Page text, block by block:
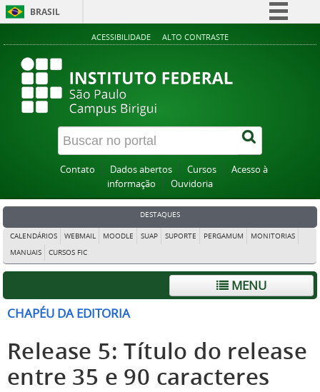
BRASIL
Simplifique!
Participe
Legislação
ACESSIBILIDADE ALTO CONTRASTE
Contato Dados abertos Cursos
Acesso à
informação
Ouvidoria
DESTAQUES
CALENDÁRIOS WEBMAIL MOODLE SUAP SUPORTE PERGAMUM
MONITORIAS
MANUAIS
CURSOS FIC
MENU
CHAPÉU DA EDITORIA
Release 5: Título do release
entre 35 e 90 caracteres